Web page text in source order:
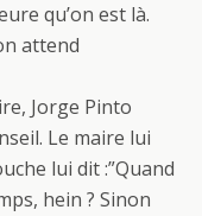
qu’on est là.
attend
Jorge Pinto
Le maire lui
lui dit :”Quand
hein ? Sinon